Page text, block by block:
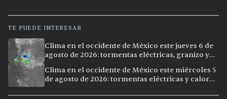
TE PUEDE INTERESAR
Clima en el occidente de México este jueves 6 de
agosto de 2026: tormentas eléctricas, granizo y
Clima en el occidente de México este miércoles 5
de agosto de 2026: tormentas eléctricas y calor